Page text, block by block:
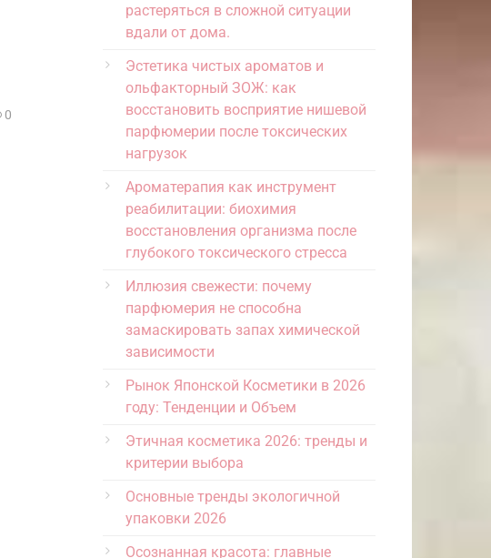
0
растеряться в сложной ситуации
вдали от дома.
Эстетика чистых ароматов и
ольфакторный ЗОЖ: как
восстановить восприятие нишевой
парфюмерии после токсических
нагрузок
Ароматерапия как инструмент
реабилитации: биохимия
восстановления организма после
глубокого токсического стресса
Иллюзия свежести: почему
парфюмерия не способна
замаскировать запах химической
зависимости
Рынок Японской Косметики в 2026
году: Тенденции и Объем
Этичная косметика 2026: тренды и
критерии выбора
Основные тренды экологичной
упаковки 2026
Осознанная красота: главные